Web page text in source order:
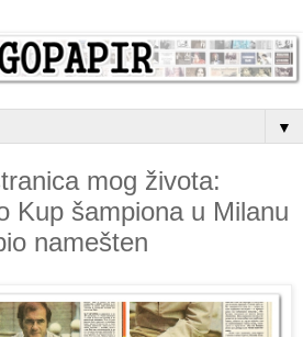
▼
mog života:
Kup šampiona u Milanu
namešten